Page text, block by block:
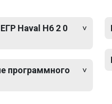
Haval H6 2 0
программного